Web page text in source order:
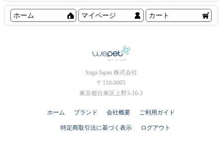
ホーム マイページ カート
Suga Japan 株式会社
〒110-0005
東京都台東区上野3-16-3
ホーム ブランド 会社概要 ご利用ガイド
特定商取引法に基づく表示 ログアウト